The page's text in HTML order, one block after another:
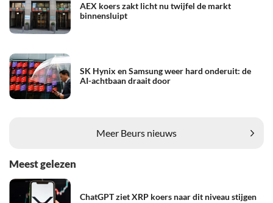
AEX koers zakt licht nu twijfel de markt
binnensluipt
SK Hynix en Samsung weer hard onderuit: de
AI-achtbaan draait door
Meer Beurs nieuws
Meest gelezen
ChatGPT ziet XRP koers naar dit niveau stijgen